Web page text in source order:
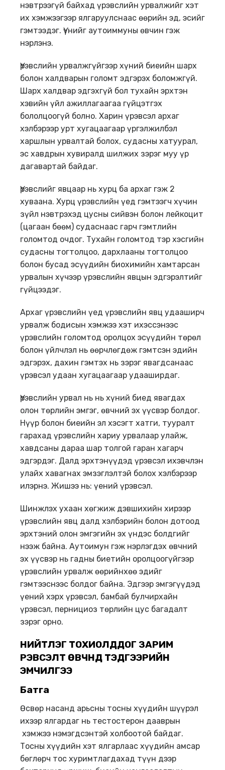
нэвтрээгүй байхад үрэвслийн урвалжийг хэт
их хэмжээгээр ялгаруулснаас өөрийн эд, эсийг
гэмтээдэг. Үүнийг аутоиммуны өвчин гэж
нэрлэнэ.
Үрэвслийн урвалжгүйгээр хүний биеийн шарх
болон халдварын голомт эдгэрэх боломжгүй.
Шарх халдвар эдгэхгүй бол тухайн эрхтэн
хэвийн үйл ажиллагаагаа гүйцэтгэх
бололцоогүй болно. Харин үрэвсэл архаг
хэлбэрээр урт хугацаагаар үргэлжилбэл
харшлын урвалтай болох, судасны хатуурал,
эс хавдрын хувиралд шилжих зэрэг муу үр
дагавартай байдаг.
Үрэвслийг явцаар нь хурц ба архаг гэж 2
хуваана. Хурц үрэвслийн үед гэмтээгч хүчин
зүйл нэвтрэхэд цусны сийвэн болон лейкоцит
(цагаан бөөм) судаснаас гарч гэмтлийн
голомтод очдог. Тухайн голомтод тэр хэсгийн
судасны тогтолцоо, дархлааны тогтолцоо
болон бусад эсүүдийн биохимийн хамтарсан
урвалын хүчээр үрэвслийн явцын эдгэрэлтийг
гүйцээдэг.
Архаг үрэвслийн үед үрэвслийн явц удааширч
урвалж бодисын хэмжээ хэт ихэссэнээс
үрэвслийн голомтод оролцох эсүүдийн төрөл
болон үйлчлэл нь өөрчлөгдөж гэмтсэн эдийн
эдгэрэх, дахин гэмтэх нь зэрэг явагдсанаас
үрэвсэл удаан хугацаагаар удааширдаг.
Үрэвслийн урвал нь нь хүний биед явагдах
олон төрлийн эмгэг, өвчний эх үүсвэр болдог.
Нүүр болон биеийн эл хэсэгт хатги, тууралт
гарахад үрэвслийн хариу урвалаар улайж,
хавдсаны дараа шар толгой гаран хагарч
эдгэрдэг. Далд эрхтэнүүдэд үрэвсэл ихэвчлэн
улайх хавагнах эмзэглэлтэй болох хэлбэрээр
илэрнэ. Жишээ нь: үений үрэвсэл.
Шинжлэх ухаан хөгжиж дэвшихийн хирээр
үрэвслийн явц далд хэлбэрийн болон дотоод
эрхтэний олон эмгэгийн эх үндэс болдгийг
нээж байна. Аутоимун гэж нэрлэгдэх өвчний
эх үүсвэр нь гадны биетийн оролцоогүйгээр
үрэвслийн урвалж өөрийнхөө эдийг
гэмтээснээс болдог байна. Эдгээр эмгэгүүдэд
үений хэрх үрэвсэл, бамбай булчирхайн
үрэвсэл, пернициоз төрлийн цус багадалт
зэрэг орно.
НИЙТЛЭГ ТОХИОЛДДОГ ЗАРИМ
ҮРЭВСЭЛТ ӨВЧНҮҮД ТЭДГЭЭРИЙН
ЭМЧИЛГЭЭ
Батга
Өсвөр насанд арьсны тосны хүүдийн шүүрэл
ихээр ялгардаг нь тестостерон дааврын
хэмжээ нэмэгдсэнтэй холбоотой байдаг.
Тосны хүүдийн хэт ялгарлаас хүүдийн амсар
бөглөрч тос хуримтлагдахад түүн дээр